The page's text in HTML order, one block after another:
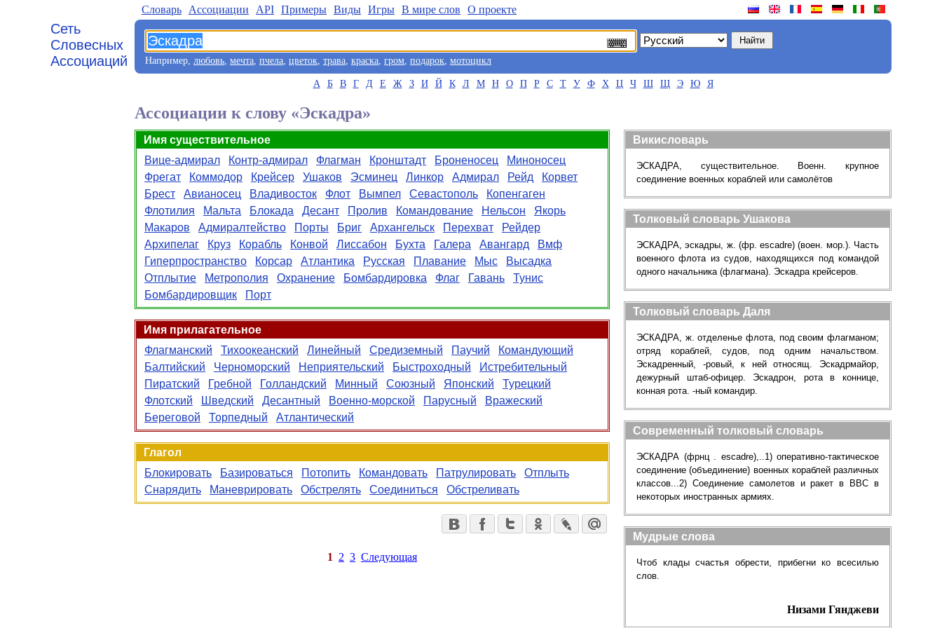
Сеть
Словесных
Ассоциаций
Словарь Aссоциации API Примеры Виды Игры В мире слов О проекте
Например, любовь, мечта, пчела, цветок, трава, краска, гром, подарок, мотоцикл
А Б В Г Д Е Ж З И Й К Л М Н О П Р С Т У Ф Х Ц Ч Ш Щ Э Ю Я
Ассоциации к слову «Эскадра»
Имя существительное
Вице-адмирал
Контр-адмирал Флагман Кронштадт Броненосец
Миноносец
Фрегат
Коммодор Крейсер Ушаков Эсминец Линкор Адмирал Рейд
Корвет
Брест
Авианосец Владивосток Флот Вымпел Севастополь
Копенгаген
Флотилия
Мальта Блокада Десант Пролив Командование Нельсон
Якорь
Макаров
Адмиралтейство Порты Бриг Архангельск Перехват
Рейдер
Архипелаг
Круз Корабль Конвой Лиссабон Бухта Галера Авангард
Вмф
Гиперпространство
Корсар Атлантика Русская Плавание Мыс
Высадка
Отплытие
Метрополия Охранение Бомбардировка Флаг Гавань
Тунис
Бомбардировщик
Порт
Имя прилагательное
Флагманский
Тихоокеанский Линейный Средиземный Паучий
Командующий
Балтийский
Черноморский Неприятельский Быстроходный
Истребительный
Пиратский
Гребной Голландский Минный Союзный Японский
Турецкий
Флотский
Шведский Десантный Военно-морской Парусный
Вражеский
Береговой
Торпедный Атлантический
Глагол
Блокировать
Базироваться Потопить Командовать Патрулировать
Отплыть
Снарядить
Маневрировать Обстрелять Соединиться Обстреливать
1 2 3 Следующая
Викисловарь
ЭСКАДРА, существительное. Военн. крупное
соединение военных кораблей или самолётов
Толковый словарь Ушакова
ЭСКАДРА, эскадры, ж. (фр. escadre) (воен. мор.). Часть
военного флота из судов, находящихся под командой
одного начальника (флагмана). Эскадра крейсеров.
Толковый словарь Даля
ЭСКАДРА, ж. отделенье флота, под своим флагманом;
отряд кораблей, судов, под одним начальством.
Эскадренный, -ровый, к ней относящ. Эскадрмайор,
дежурный штаб-офицер. Эскадрон, рота в коннице,
конная рота. -ный командир.
Современный толковый словарь
ЭСКАДРА (фрнц . escadre),..1) оперативно-тактическое
соединение (объединение) военных кораблей различных
классов...2) Соединение самолетов и ракет в ВВС в
некоторых иностранных армиях.
Мудрые слова
Чтоб клады счастья обрести, прибегни ко всесилью
слов.
Низами Гянджеви